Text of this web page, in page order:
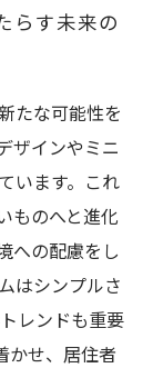
らす未来の
たな可能性を
ザインやミニ
います。これ
ものへと進化
への配慮をし
はシンプルさ
レンドも重要
かせ、居住者